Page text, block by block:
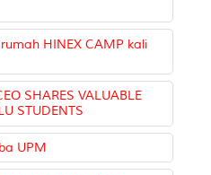
HINEX CAMP kali
SHARES VALUABLE
STUDENTS
UPM